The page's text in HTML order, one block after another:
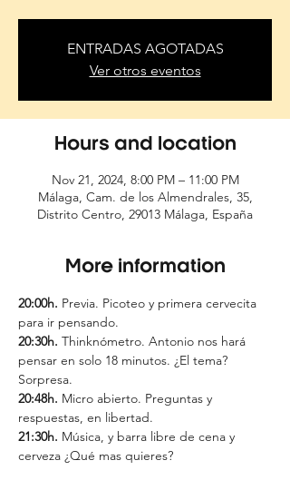
ENTRADAS AGOTADAS
Ver otros eventos
Hours and location
Nov 21, 2024, 8:00 PM – 11:00 PM
Málaga, Cam. de los Almendrales, 35,
Distrito Centro, 29013 Málaga, España
More information
20:00h. Previa. Picoteo y primera cervecita
para ir pensando.
20:30h. Thinknómetro. Antonio nos hará
pensar en solo 18 minutos. ¿El tema?
Sorpresa.
20:48h. Micro abierto. Preguntas y
respuestas, en libertad.
21:30h. Música, y barra libre de cena y
cerveza ¿Qué mas quieres?